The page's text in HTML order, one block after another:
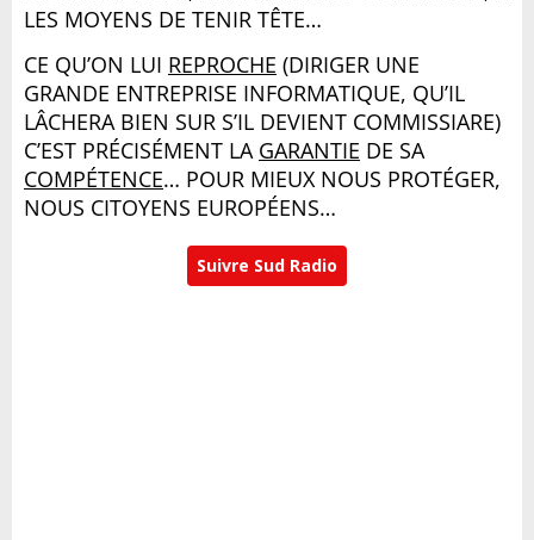
LES MOYENS DE TENIR TÊTE…
CE QU’ON LUI REPROCHE (DIRIGER UNE
GRANDE ENTREPRISE INFORMATIQUE, QU’IL
LÂCHERA BIEN SUR S’IL DEVIENT COMMISSIARE)
C’EST PRÉCISÉMENT LA GARANTIE DE SA
COMPÉTENCE… POUR MIEUX NOUS PROTÉGER,
NOUS CITOYENS EUROPÉENS…
Suivre Sud Radio